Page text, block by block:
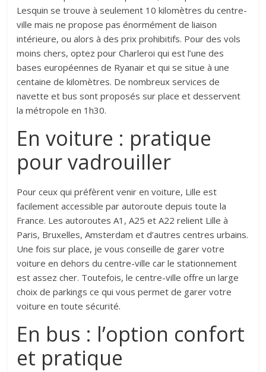
Lesquin se trouve à seulement 10 kilomètres du centre-
ville mais ne propose pas énormément de liaison
intérieure, ou alors à des prix prohibitifs. Pour des vols
moins chers, optez pour Charleroi qui est l’une des
bases européennes de Ryanair et qui se situe à une
centaine de kilomètres. De nombreux services de
navette et bus sont proposés sur place et desservent
la métropole en 1h30.
En voiture : pratique
pour vadrouiller
Pour ceux qui préfèrent venir en voiture, Lille est
facilement accessible par autoroute depuis toute la
France. Les autoroutes A1, A25 et A22 relient Lille à
Paris, Bruxelles, Amsterdam et d’autres centres urbains.
Une fois sur place, je vous conseille de garer votre
voiture en dehors du centre-ville car le stationnement
est assez cher. Toutefois, le centre-ville offre un large
choix de parkings ce qui vous permet de garer votre
voiture en toute sécurité.
En bus : l’option confort
et pratique